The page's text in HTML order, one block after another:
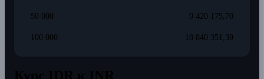
50 000 9 420 175,70
100 000 18 840 351,39